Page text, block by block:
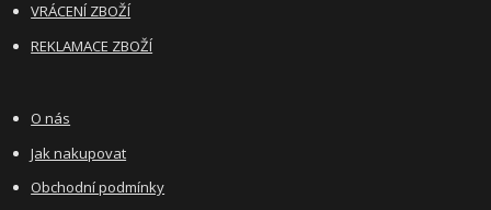
VRÁCENÍ ZBOŽÍ
REKLAMACE ZBOŽÍ
O nás
Jak nakupovat
Obchodní podmínky